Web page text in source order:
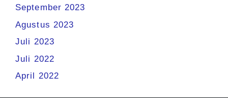
September 2023
Agustus 2023
Juli 2023
Juli 2022
April 2022